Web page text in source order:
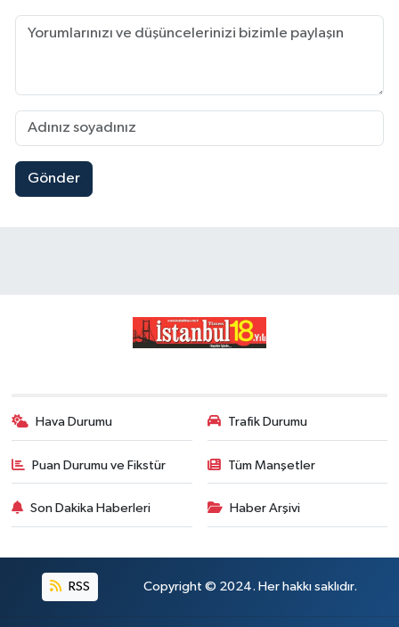
Gönder
Hava Durumu Trafik Durumu
Puan Durumu ve Fikstür Tüm Manşetler
Son Dakika Haberleri Haber Arşivi
RSS Copyright © 2024. Her hakkı saklıdır.